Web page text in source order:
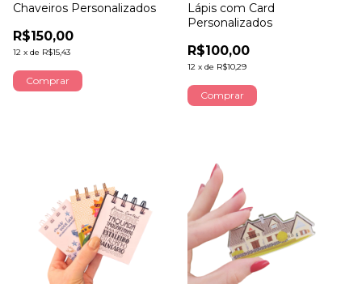
Chaveiros Personalizados
R$150,00
12 x de R$15,43
Comprar
Lápis com Card
Personalizados
R$100,00
12 x de R$10,29
Comprar